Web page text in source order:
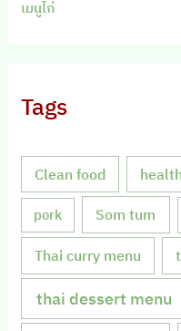
เมนูไก่
Tags
Clean food
pork Som tum
Thai curry menu
thai dessert menu